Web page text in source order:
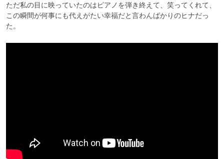
ただ私の目に映っていたのはピアノを弾き終えて、笑ってくれて、
この瞬間が何事にも代えがたい幸福だと言わんばかりのヒナだっ
た。